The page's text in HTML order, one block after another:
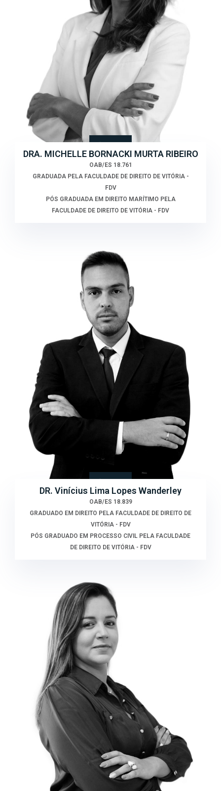
DRA. MICHELLE BORNACKI MURTA RIBEIRO
OAB/ES 18.761
GRADUADA PELA FACULDADE DE DIREITO DE VITÓRIA -
FDV
PÓS GRADUADA EM DIREITO MARÍTIMO PELA
FACULDADE DE DIREITO DE VITÓRIA - FDV
DR. Vinícius Lima Lopes Wanderley
OAB/ES 18.839
GRADUADO EM DIREITO PELA FACULDADE DE DIREITO DE
VITÓRIA - FDV
PÓS GRADUADO EM PROCESSO CIVIL PELA FACULDADE
DE DIREITO DE VITÓRIA - FDV